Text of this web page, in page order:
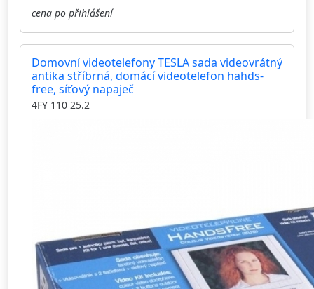
cena po přihlášení
Domovní videotelefony TESLA sada videovrátný
antika stříbrná, domácí videotelefon hahds-
free, síťový napaječ
4FY 110 25.2